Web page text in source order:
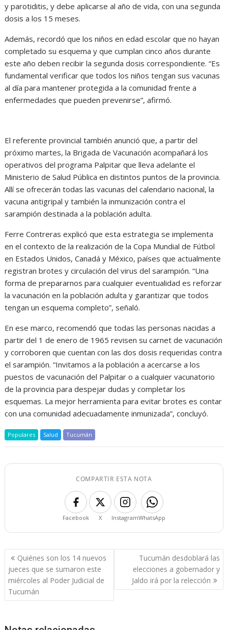
y parotiditis, y debe aplicarse al año de vida, con una segunda
dosis a los 15 meses.
Además, recordó que los niños en edad escolar que no hayan
completado su esquema y que cumplan cinco años durante
este año deben recibir la segunda dosis correspondiente. “Es
fundamental verificar que todos los niños tengan sus vacunas
al día para mantener protegida a la comunidad frente a
enfermedades que pueden prevenirse”, afirmó.
El referente provincial también anunció que, a partir del
próximo martes, la Brigada de Vacunación acompañará los
operativos del programa Palpitar que lleva adelante el
Ministerio de Salud Pública en distintos puntos de la provincia.
Allí se ofrecerán todas las vacunas del calendario nacional, la
vacuna antigripal y también la inmunización contra el
sarampión destinada a la población adulta.
Ferre Contreras explicó que esta estrategia se implementa
en el contexto de la realización de la Copa Mundial de Fútbol
en Estados Unidos, Canadá y México, países que actualmente
registran brotes y circulación del virus del sarampión. “Una
forma de prepararnos para cualquier eventualidad es reforzar
la vacunación en la población adulta y garantizar que todos
tengan un esquema completo”, señaló.
En ese marco, recomendó que todas las personas nacidas a
partir del 1 de enero de 1965 revisen su carnet de vacunación
y corroboren que cuentan con las dos dosis requeridas contra
el sarampión. “Invitamos a la población a acercarse a los
puestos de vacunación del Palpitar o a cualquier vacunatorio
de la provincia para despejar dudas y completar los
esquemas. La mejor herramienta para evitar brotes es contar
con una comunidad adecuadamente inmunizada”, concluyó.
Populares Salud Tucumán
COMPARTIR ESTA NOTA
Facebook X InstagramWhatsApp
Navegación
de
entradas
Quiénes son los 14 nuevos
jueces que se sumaron este
miércoles al Poder Judicial de
Tucumán
Tucumán desdoblará las
elecciones a gobernador y
Jaldo irá por la relección